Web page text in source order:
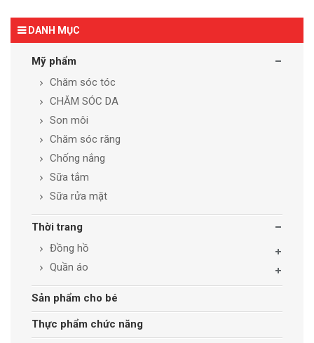
DANH MỤC
Mỹ phẩm
Chăm sóc tóc
CHĂM SÓC DA
Son môi
Chăm sóc răng
Chống nắng
Sữa tắm
Sữa rửa mặt
Thời trang
Đồng hồ
Quần áo
Sản phẩm cho bé
Thực phẩm chức năng